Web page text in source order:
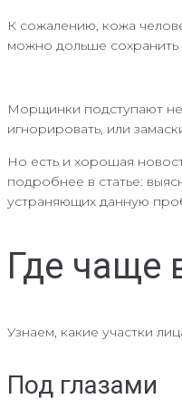
К сожалению, кожа
можно дольше
Морщинки подступают
игнорировать, или
Но есть и хорошая
подробнее в статье:
устраняющих данную
Где чаще
Узнаем, какие участки
Под глазами